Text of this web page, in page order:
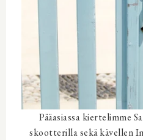
Pääasiassa kiertelimme
skootterilla sekä kävellen